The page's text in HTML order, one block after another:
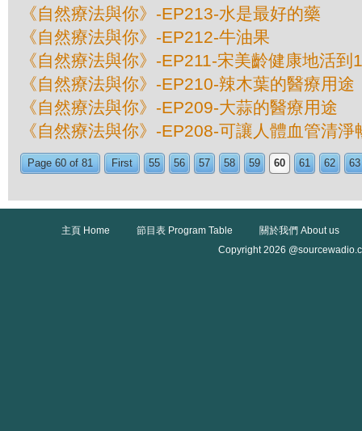
《自然療法與你》-EP213-水是最好的藥
《自然療法與你》-EP212-牛油果
《自然療法與你》-EP211-宋美齡健康地活
《自然療法與你》-EP210-辣木葉的醫療用途
《自然療法與你》-EP209-大蒜的醫療用途
《自然療法與你》-EP208-可讓人體血管清淨
Page 60 of 81 First 55 56 57 58 59 60 61 62 63
主頁 Home 節目表 Program Table
關於我們 About us
Copyright 2026